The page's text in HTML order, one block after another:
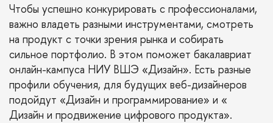
Чтобы успешно конкурировать с профессионалами,
важно владеть разными инструментами, смотреть
на продукт с точки зрения рынка и собирать
сильное портфолио. В этом поможет бакалавриат
онлайн-кампуса НИУ ВШЭ «Дизайн». Есть разные
профили обучения, для будущих веб-дизайнеров
подойдут «Дизайн и программирование» и «
Дизайн и продвижение цифрового продукта».